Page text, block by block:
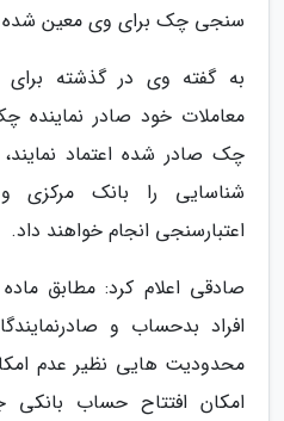
سنجی چک برای وی معین
به گفته وی در گذشته برای
معاملات خود صادر نماینده
چک صادر شده اعتماد
شناسایی را بانک مرکزی
اعتبارسنجی انجام خواهند داد.
افراد بدحساب و
محدودیت هایی نظیر عدم
امکان افتتاح حساب بانکی